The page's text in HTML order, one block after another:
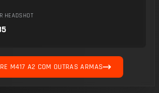
HEADSHOT
M417 A2 COM OUTRAS ARMAS